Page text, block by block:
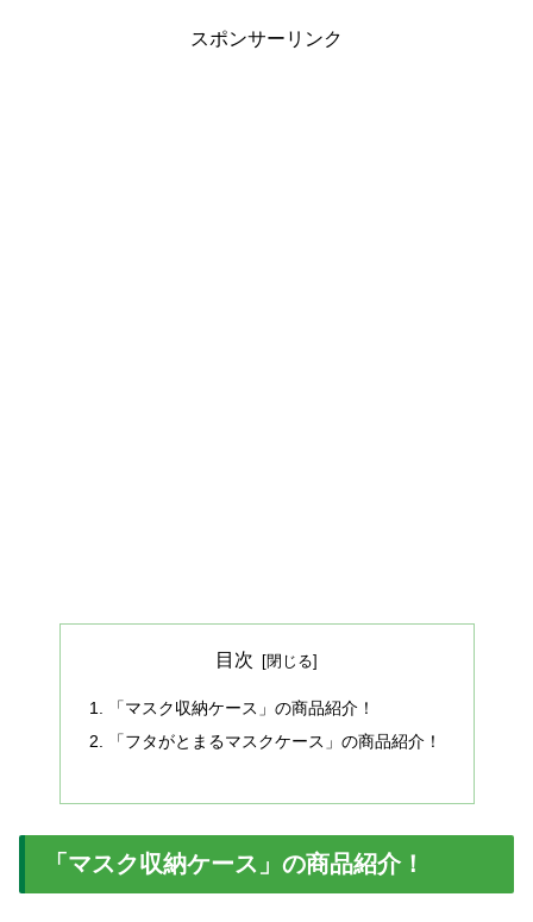
スポンサーリンク
目次
「マスク収納ケース」の商品紹介！
「フタがとまるマスクケース」の商品紹介！
「マスク収納ケース」の商品紹介！